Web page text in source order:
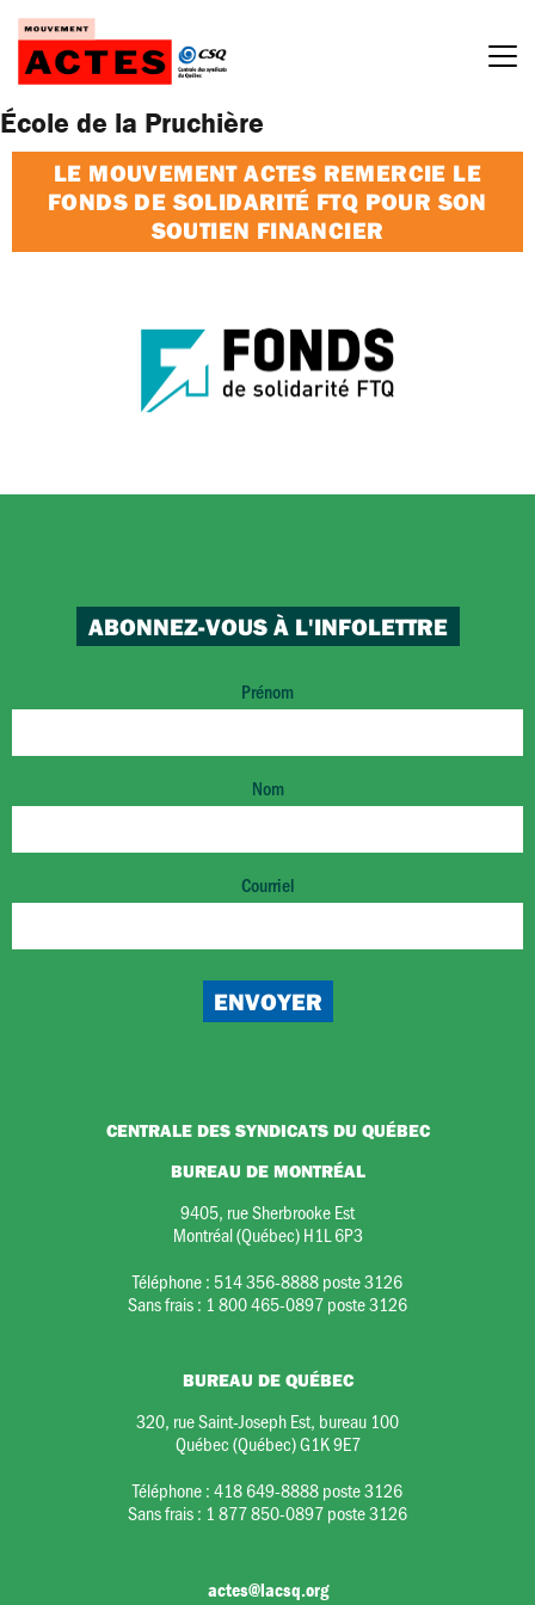
Passer
contenu
École de la Pruchière
LE MOUVEMENT ACTES REMERCIE LE
FONDS DE SOLIDARITÉ FTQ POUR SON
SOUTIEN FINANCIER
ABONNEZ-VOUS À L'INFOLETTRE
Prénom
Nom
Courriel
CENTRALE DES SYNDICATS DU QUÉBEC
BUREAU DE MONTRÉAL
9405, rue Sherbrooke Est
Montréal (Québec) H1L 6P3
Téléphone : 514 356-8888 poste 3126
Sans frais : 1 800 465-0897 poste 3126
BUREAU DE QUÉBEC
320, rue Saint-Joseph Est, bureau 100
Québec (Québec) G1K 9E7
Téléphone :418 649-8888 poste 3126
Sans frais : 1 877 850-0897 poste 3126
actes@lacsq.org